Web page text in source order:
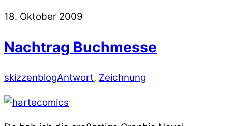
18. Oktober 2009
Nachtrag Buchmesse
skizzenblogAntwort, Zeichnung